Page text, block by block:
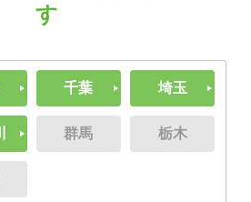
す
千葉 埼玉
群馬 栃木